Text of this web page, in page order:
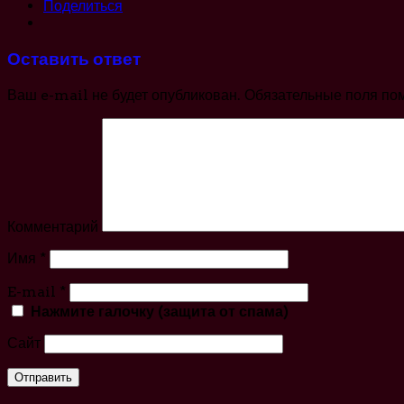
Поделиться
Оставить ответ
Ваш e-mail не будет опубликован. Обязательные поля
Комментарий
Имя *
E-mail *
Нажмите галочку (защита от спама)
Сайт